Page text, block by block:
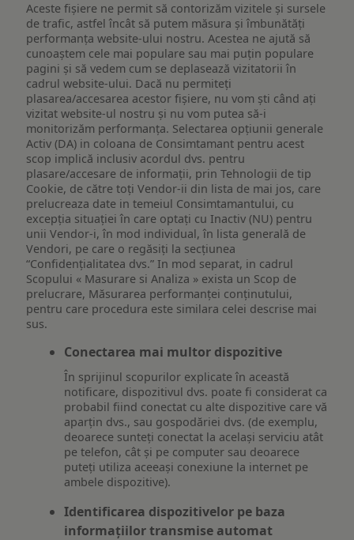
Aceste fișiere ne permit să contorizăm vizitele și sursele
de trafic, astfel încât să putem măsura și îmbunătăți
performanța website-ului nostru. Acestea ne ajută să
cunoaștem cele mai populare sau mai puțin populare
pagini și să vedem cum se deplasează vizitatorii în
cadrul website-ului. Dacă nu permiteți
plasarea/accesarea acestor fișiere, nu vom ști când ați
vizitat website-ul nostru și nu vom putea să-i
monitorizăm performanța. Selectarea opțiunii generale
Activ (DA) in coloana de Consimtamant pentru acest
scop implică inclusiv acordul dvs. pentru
plasare/accesare de informații, prin Tehnologii de tip
Cookie, de către toți Vendor-ii din lista de mai jos, care
prelucreaza date in temeiul Consimtamantului, cu
excepția situației în care optați cu Inactiv (NU) pentru
unii Vendor-i, în mod individual, în lista generală de
Vendori, pe care o regăsiți la secțiunea
“Confidențialitatea dvs.” In mod separat, in cadrul
Scopului « Masurare si Analiza » exista un Scop de
prelucrare, Măsurarea performanței conținutului,
pentru care procedura este similara celei descrise mai
sus.
Conectarea mai multor dispozitive
În sprijinul scopurilor explicate în această
notificare, dispozitivul dvs. poate fi considerat ca
probabil fiind conectat cu alte dispozitive care vă
aparțin dvs., sau gospodăriei dvs. (de exemplu,
deoarece sunteți conectat la același serviciu atât
pe telefon, cât și pe computer sau deoarece
puteți utiliza aceeași conexiune la internet pe
ambele dispozitive).
Identificarea dispozitivelor pe baza
informațiilor transmise automat